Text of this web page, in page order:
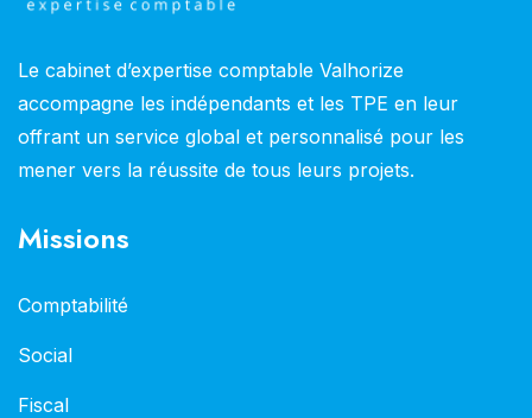
Le cabinet d’expertise comptable Valhorize
accompagne les indépendants et les TPE en leur
offrant un service global et personnalisé pour les
mener vers la réussite de tous leurs projets.
Missions
Comptabilité
Social
Fiscal